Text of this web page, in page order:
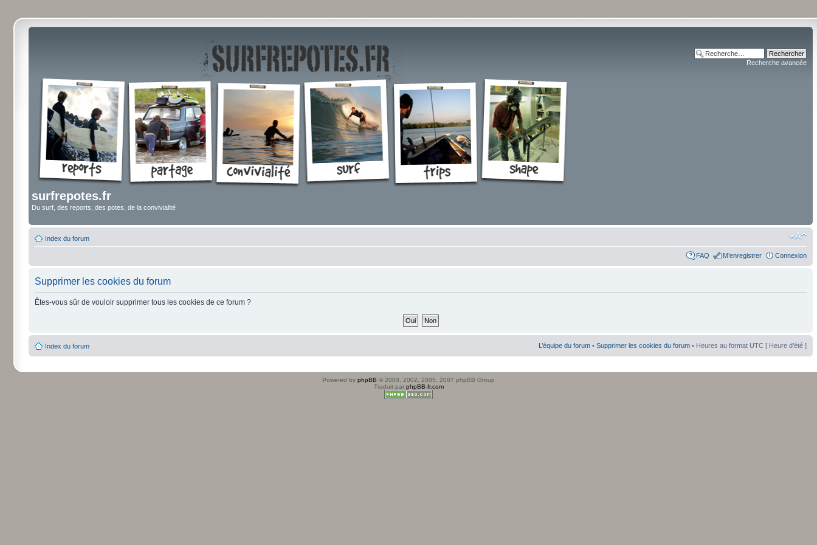
surfrepotes.fr
Du surf, des reports, des potes, de la convivialité
Recherche avancée
Index du forum
FAQ M’enregistrer Connexion
Supprimer les cookies du forum
Êtes-vous sûr de vouloir supprimer tous les cookies de ce forum ?
Index du forum L’équipe du forum • Supprimer les cookies du forum • Heures au format UTC [ Heure d’été ]
Powered by phpBB © 2000, 2002, 2005, 2007 phpBB Group
Traduit par phpBB-fr.com